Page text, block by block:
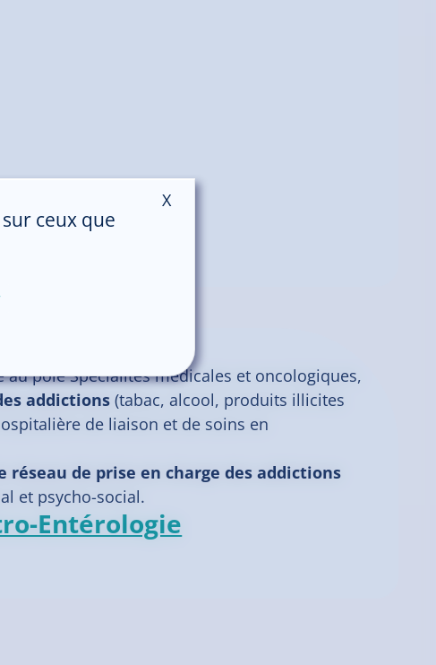
au pôle Spécialités médicales et oncologiques,
addictions (tabac, alcool, produits illicites
de liaison et de soins en
de prise en charge des addictions
et psycho-social.
Entérologie
ceux que
X